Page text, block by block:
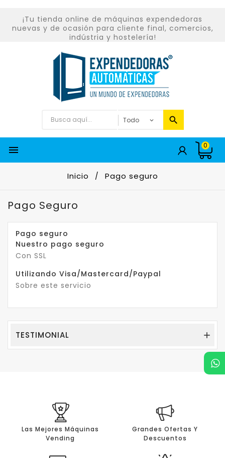
¡Tu tienda online de máquinas expendedoras
nuevas y de ocasión para cliente final, comercios,
indústria y hostelería!
 0
Inicio Pago seguro
Pago Seguro
Pago seguro
Nuestro pago seguro
Con SSL
Utilizando Visa/Mastercard/Paypal
Sobre este servicio
TESTIMONIAL 
Las Mejores Máquinas
Vending
Grandes Ofertas Y
Descuentos